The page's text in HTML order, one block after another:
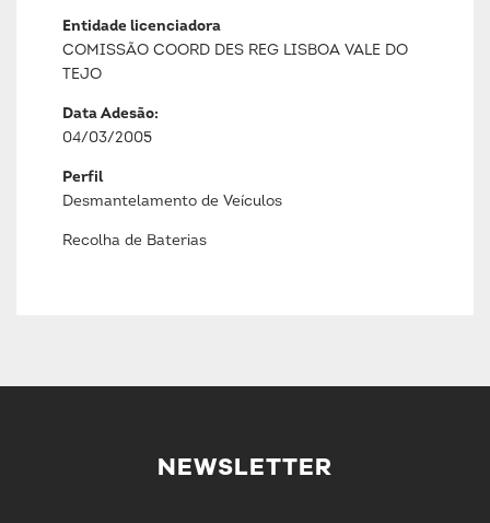
Entidade licenciadora
COMISSÃO COORD DES REG LISBOA VALE DO
TEJO
Data Adesão:
04/03/2005
Perfil
Desmantelamento de Veículos
Recolha de Baterias
NEWSLETTER